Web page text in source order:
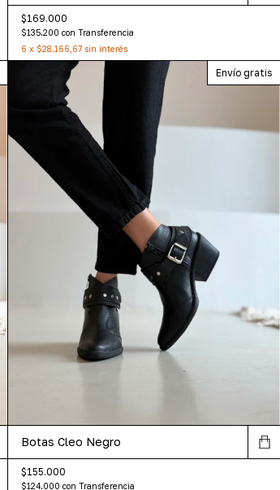
$169.000
$135.200 con Transferencia
6 x $28.166,67 sin interés
Envío gratis
Botas Cleo Negro
$155.000
$124.000 con Transferencia